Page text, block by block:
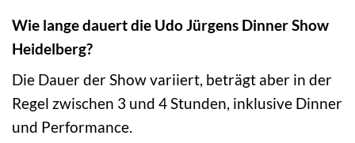
Wie lange dauert die Udo Jürgens Dinner Show
Heidelberg?
Die Dauer der Show variiert, beträgt aber in der
Regel zwischen 3 und 4 Stunden, inklusive Dinner
und Performance.